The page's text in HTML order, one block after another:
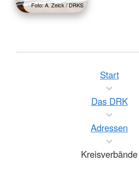
Foto: A. Zelck / DRKS
Start
Das DRK
Adressen
Kreisverbände